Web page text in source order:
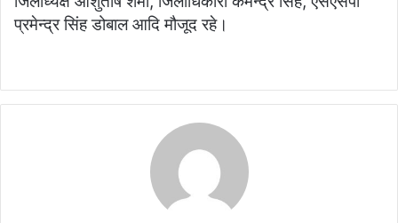
प्रमेन्द्र सिंह डोबाल आदि मौजूद रहे।